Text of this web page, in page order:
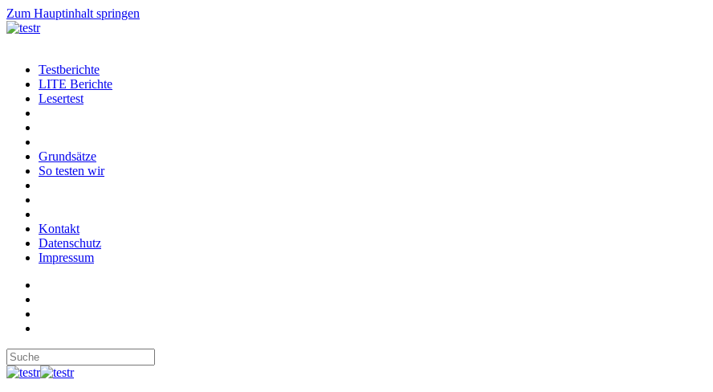
Zum Hauptinhalt springen
Testberichte
LITE Berichte
Lesertest
Grundsätze
So testen wir
Kontakt
Datenschutz
Impressum